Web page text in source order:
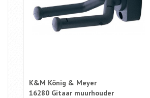
K&M König & Meyer
16280 Gitaar muurhouder